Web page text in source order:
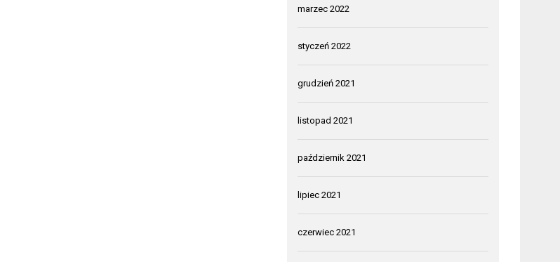
marzec 2022
styczeń 2022
grudzień 2021
listopad 2021
październik 2021
lipiec 2021
czerwiec 2021